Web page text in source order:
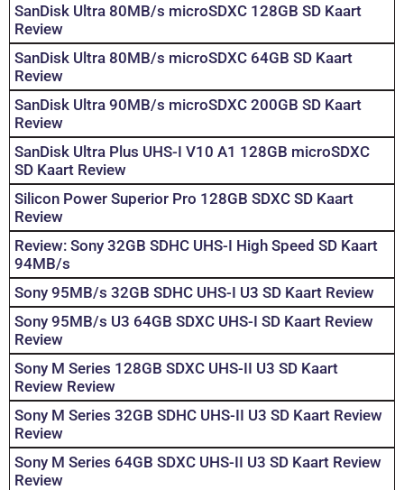
SanDisk Ultra 80MB/s microSDXC 128GB SD Kaart
Review
SanDisk Ultra 80MB/s microSDXC 64GB SD Kaart
Review
SanDisk Ultra 90MB/s microSDXC 200GB SD Kaart
Review
SanDisk Ultra Plus UHS-I V10 A1 128GB microSDXC
SD Kaart Review
Silicon Power Superior Pro 128GB SDXC SD Kaart
Review
Review: Sony 32GB SDHC UHS-I High Speed SD Kaart
94MB/s
Sony 95MB/s 32GB SDHC UHS-I U3 SD Kaart Review
Sony 95MB/s U3 64GB SDXC UHS-I SD Kaart Review
Review
Sony M Series 128GB SDXC UHS-II U3 SD Kaart
Review Review
Sony M Series 32GB SDHC UHS-II U3 SD Kaart Review
Review
Sony M Series 64GB SDXC UHS-II U3 SD Kaart Review
Review